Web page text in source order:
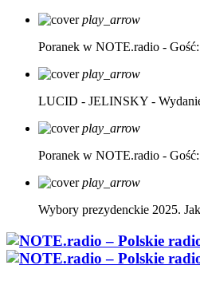
play_arrow
Poranek w NOTE.radio -
play_arrow
LUCID - JELINSKY -
play_arrow
Poranek w NOTE.radio -
play_arrow
Wybory prezydenckie 2025.